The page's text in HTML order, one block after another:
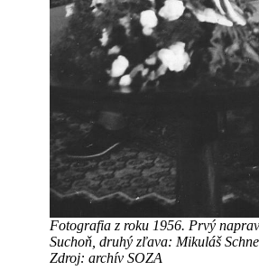
Fotografia z roku 1956. Prvý
Suchoň, druhý zľava: Mikuláš
Zdroj: archív SOZA